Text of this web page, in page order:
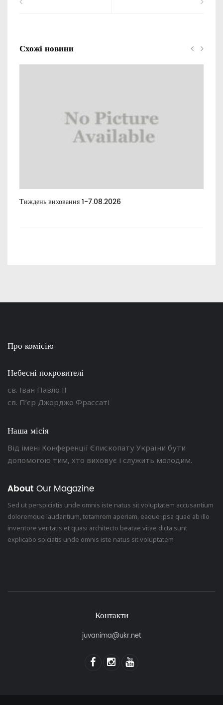
Схожі новини
Тиждень виховання 1-7.08.2026
Про комісію
Небесні покровителі
св. Іван Павло ІІ
св. П’єр Джорджо Фрассаті
Наша місія
Від імені Конференції Єпископату України бути
допомогою тим, хто виховує і служить молодим.
About Our Magazine
Sed ut perspiciatis unde omnis iste natus sit voluptatem accusantium
doloremque laudantium, totamrem aperiam, eaque ipsa quae ab illo
inventore veritatis et quasi architecto beatae vitae dicta sunt
explicabo spiciatis unde omnis iste natus sit voluptatem
Контакти
juvanima@ukr.net